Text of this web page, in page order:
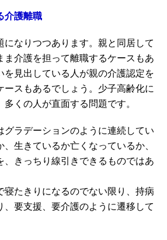
介護離職
になりつつあります。親と同居して
ま介護を担って離職するケースもあ
を見出している人が親の介護認定を
ースもあるでしょう。少子高齢化に
くの人が直面する問題です。
グラデーションのように連続してい
、生きているか亡くなっているか、
、きっちり線引きできるものではあ
寝たきりになるのでない限り、持病
、要支援、要介護のように遷移して